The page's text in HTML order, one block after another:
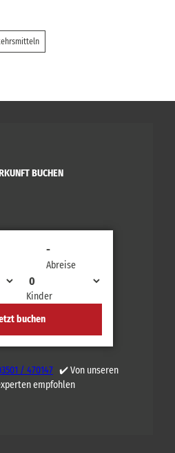
BUCHEN
Abreise
-
Kinder
buchen
/ 470147✔️ Von unseren
empfohlen